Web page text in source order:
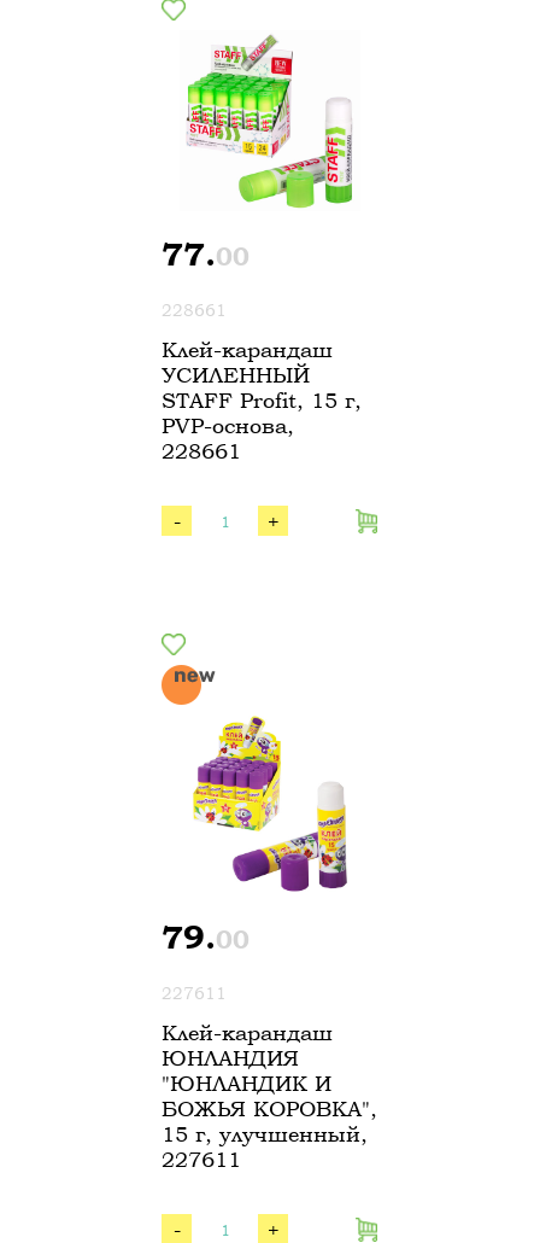
77.00
228661
Клей-карандаш
УСИЛЕННЫЙ
STAFF Profit, 15 г,
PVP-основа,
228661
- +
79.00
227611
Клей-карандаш
ЮНЛАНДИЯ
"ЮНЛАНДИК И
БОЖЬЯ КОРОВКА",
15 г, улучшенный,
227611
- +